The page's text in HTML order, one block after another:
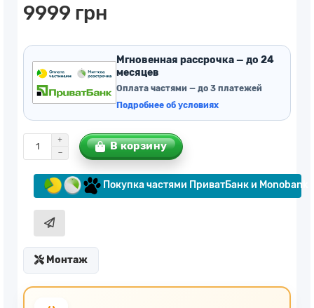
9999 грн
Мгновенная рассрочка — до 24
месяцев
Оплата частями — до 3 платежей
Подробнее об условиях
В корзину
Покупка частями ПриватБанк и Monobank
Монтаж